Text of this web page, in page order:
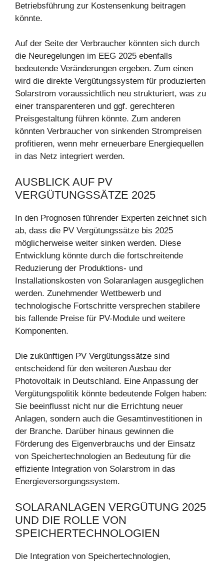
Betriebsführung zur Kostensenkung beitragen
könnte.
Auf der Seite der Verbraucher könnten sich durch
die Neuregelungen im EEG 2025 ebenfalls
bedeutende Veränderungen ergeben. Zum einen
wird die direkte Vergütungssystem für produzierten
Solarstrom voraussichtlich neu strukturiert, was zu
einer transparenteren und ggf. gerechteren
Preisgestaltung führen könnte. Zum anderen
könnten Verbraucher von sinkenden Strompreisen
profitieren, wenn mehr erneuerbare Energiequellen
in das Netz integriert werden.
AUSBLICK AUF PV
VERGÜTUNGSSÄTZE 2025
In den Prognosen führender Experten zeichnet sich
ab, dass die PV Vergütungssätze bis 2025
möglicherweise weiter sinken werden. Diese
Entwicklung könnte durch die fortschreitende
Reduzierung der Produktions- und
Installationskosten von Solaranlagen ausgeglichen
werden. Zunehmender Wettbewerb und
technologische Fortschritte versprechen stabilere
bis fallende Preise für PV-Module und weitere
Komponenten.
Die zukünftigen PV Vergütungssätze sind
entscheidend für den weiteren Ausbau der
Photovoltaik in Deutschland. Eine Anpassung der
Vergütungspolitik könnte bedeutende Folgen haben:
Sie beeinflusst nicht nur die Errichtung neuer
Anlagen, sondern auch die Gesamtinvestitionen in
der Branche. Darüber hinaus gewinnen die
Förderung des Eigenverbrauchs und der Einsatz
von Speichertechnologien an Bedeutung für die
effiziente Integration von Solarstrom in das
Energieversorgungssystem.
SOLARANLAGEN VERGÜTUNG 2025
UND DIE ROLLE VON
SPEICHERTECHNOLOGIEN
Die Integration von Speichertechnologien,